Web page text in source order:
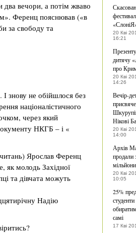
два вечори, а потім жваво
Ференц пояснював («в
за свободу та
знову не обійшлося без
націоналістичного
через який
НКГБ – і «
Ярослав Ференц
як молодь Західної
та дівчата можуть
Надію
20 Кві
16:21
дитячу
про
20 Кві
14:26
Вечір-
Нікові
20 Кві
14:00
Архів
продали
мільйони
20 Кві
10:05
25%
студенти
самі
17 Кві